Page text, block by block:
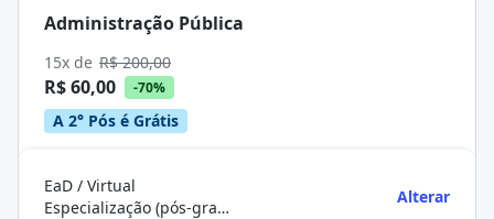
Administração Pública
15x de R$ 200,00
R$ 60,00 -70%
A 2° Pós é Grátis
EaD / Virtual
Especialização (pós-graduação)
Alterar